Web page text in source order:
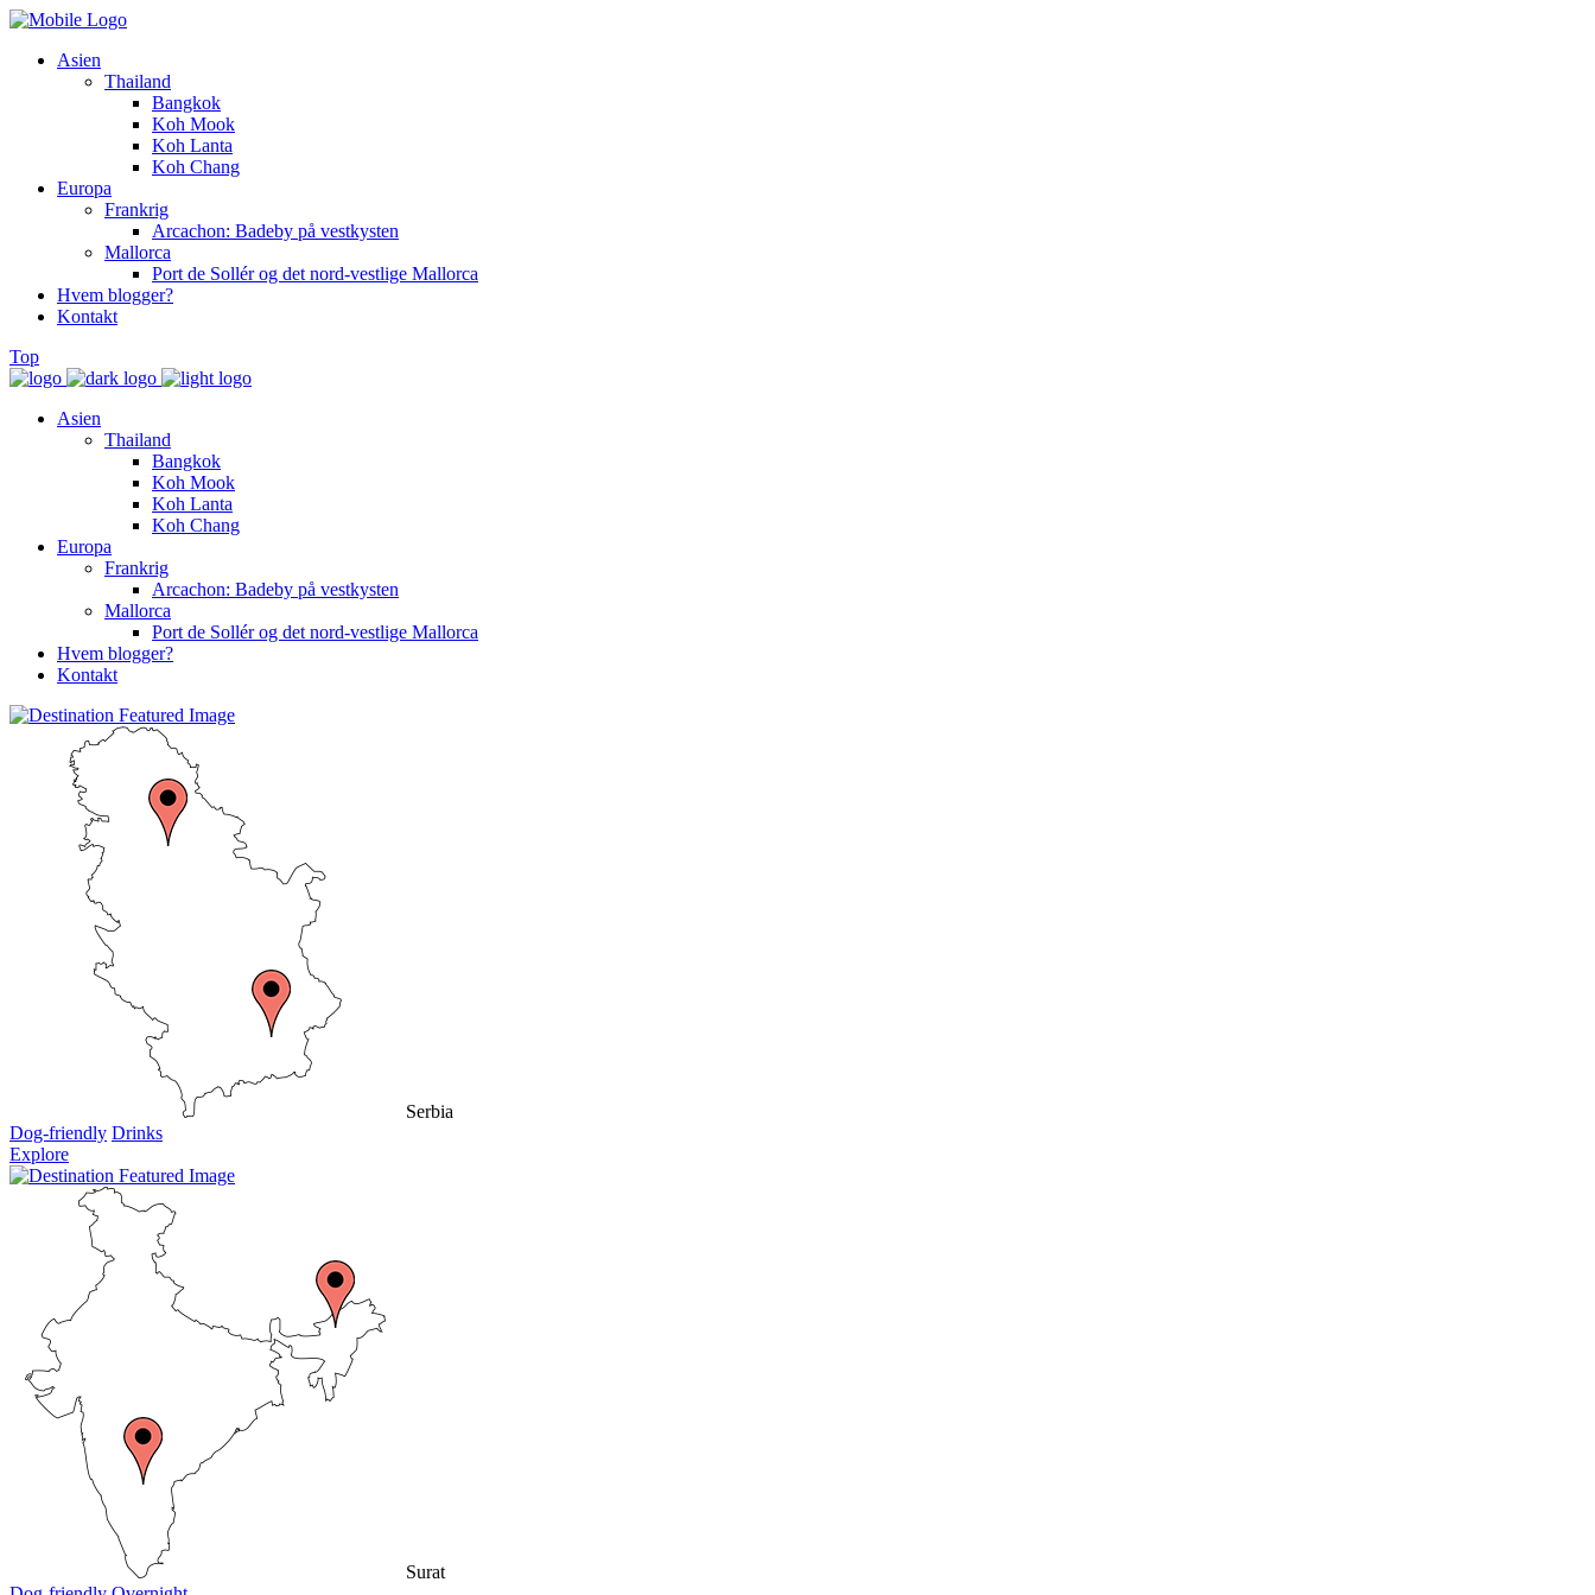
Asien
Thailand
Bangkok
Koh Mook
Koh Lanta
Koh Chang
Europa
Frankrig
Arcachon: Badeby på vestkysten
Mallorca
Port de Sollér og det nord-vestlige Mallorca
Hvem blogger?
Kontakt
Top
Asien
Thailand
Bangkok
Koh Mook
Koh Lanta
Koh Chang
Europa
Frankrig
Arcachon: Badeby på vestkysten
Mallorca
Port de Sollér og det nord-vestlige Mallorca
Hvem blogger?
Kontakt
Serbia
Dog-friendly Drinks
Explore
Surat